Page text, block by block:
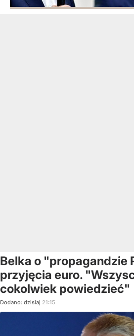
Belka o "propagandzie
przyjęcia euro.
cokolwiek powiedzieć"
Dodano: dzisiaj 21:15